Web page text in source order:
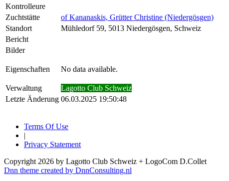
Kontrolleure
Zuchtstätte
of Kananaskis, Grütter Christine (Niedergösgen)
Standort
Mühledorf 59, 5013 Niedergösgen, Schweiz
Bericht
Bilder
Eigenschaften No data available.
Verwaltung
Lagotto Club Schweiz
Letzte Änderung 06.03.2025 19:50:48
Terms Of Use
|
Privacy Statement
Copyright 2026 by Lagotto Club Schweiz + LogoCom D.Collet
Dnn theme created by DnnConsulting.nl